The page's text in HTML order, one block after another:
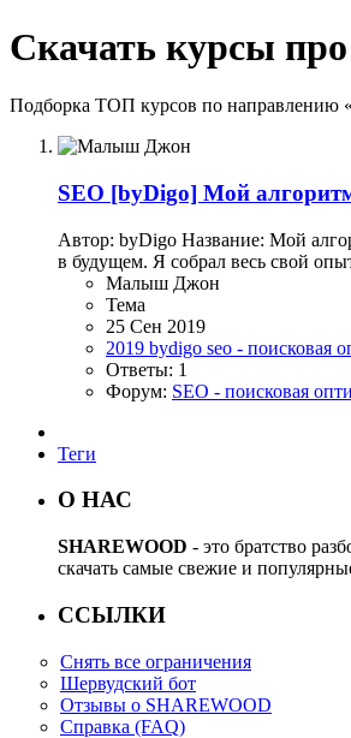
Скачать курсы про
Подборка ТОП курсов по направлению
SEO [byDigo] Мой алгоритм
Автор: byDigo Название: Мой
в будущем. Я собрал весь свой
Малыш Джон
Тема
25 Сен 2019
2019 bydigo seo - поисковая
Ответы: 1
Форум: SEO - поисковая
Теги
О НАС
SHAREWOOD - это братство
скачать самые свежие и
ССЫЛКИ
Снять все ограничения
Шервудский бот
Отзывы о SHAREWOOD
Справка (FAQ)